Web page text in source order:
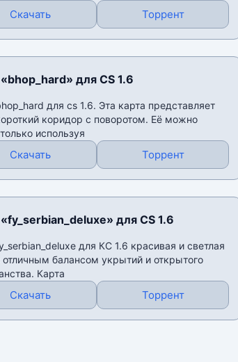
Скачать Торрент
для CS 1.6
для cs 1.6. Эта карта представляет
коридор с поворотом. Её можно
используя
Скачать Торрент
для CS 1.6
для КС 1.6 красивая и светлая
отличным балансом укрытий и открытого
Карта
Скачать Торрент